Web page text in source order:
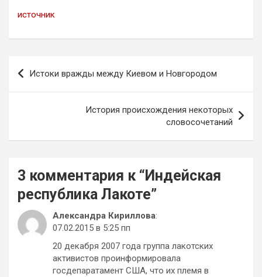
источник
Навигация
по
Истоки вражды между Киевом и Новгородом
История происхождения некоторых
словосочетаний
3 комментария к “Индейская
республика Лакоте”
Александра Кириллова:
07.02.2015 в 5:25 пп
20 декабря 2007 года группа лакотских
активистов проинформировала
госдепаратамент США, что их племя в